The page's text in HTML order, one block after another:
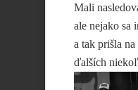
Mali
ale nejako sa
a tak prišla
ďalších